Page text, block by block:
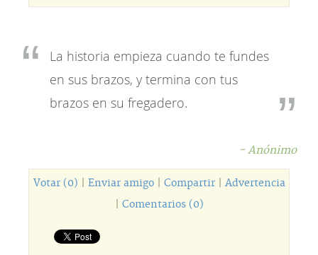
La historia empieza cuando te fundes
en sus brazos, y termina con tus
brazos en su fregadero.
- Anónimo
Votar (0) Enviar amigo| Compartir| Advertencia
Comentarios (0)